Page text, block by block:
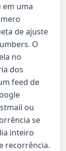
em uma
de ajuste
O
no
dos
feed de
ou
se
inteiro
recorrência.